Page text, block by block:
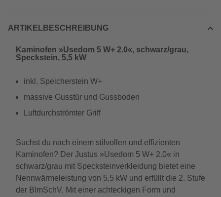
ARTIKELBESCHREIBUNG
Kaminofen »Usedom 5 W+ 2.0«, schwarz/grau,
Speckstein, 5,5 kW
inkl. Speicherstein W+
massive Gusstür und Gussboden
Luftdurchströmter Griff
Suchst du nach einem stilvollen und effizienten
Kaminofen? Der Justus »Usedom 5 W+ 2.0« in
schwarz/grau mit Specksteinverkleidung bietet eine
Nennwärmeleistung von 5,5 kW und erfüllt die 2. Stufe
der BImSchV. Mit einer achteckigen Form und